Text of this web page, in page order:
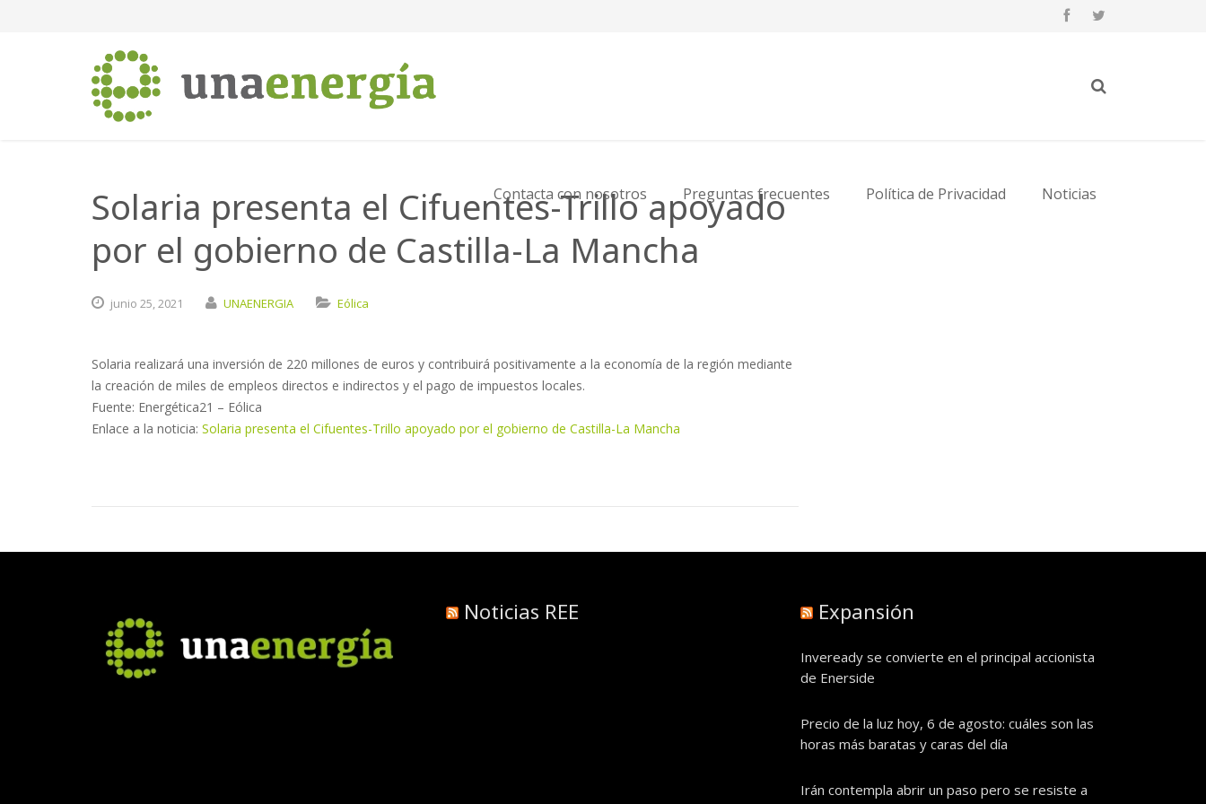
Contacta con nosotros Preguntas frecuentes Política de Privacidad Noticias
Solaria presenta el Cifuentes-Trillo apoyado
por el gobierno de Castilla-La Mancha
junio 25,2021 UNAENERGIA Eólica
Solaria realizará una inversión de 220 millones de euros y contribuirá positivamente a la economía de la región mediante
la creación de miles de empleos directos e indirectos y el pago de impuestos locales.
Fuente: Energética21 – Eólica
Enlace a la noticia: Solaria presenta el Cifuentes-Trillo apoyado por el gobierno de Castilla-La Mancha
Noticias REE Expansión
Inveready se convierte en el principal accionista
de Enerside
Precio de la luz hoy, 6 de agosto: cuáles son las
horas más baratas y caras del día
Irán contempla abrir un paso pero se resiste a